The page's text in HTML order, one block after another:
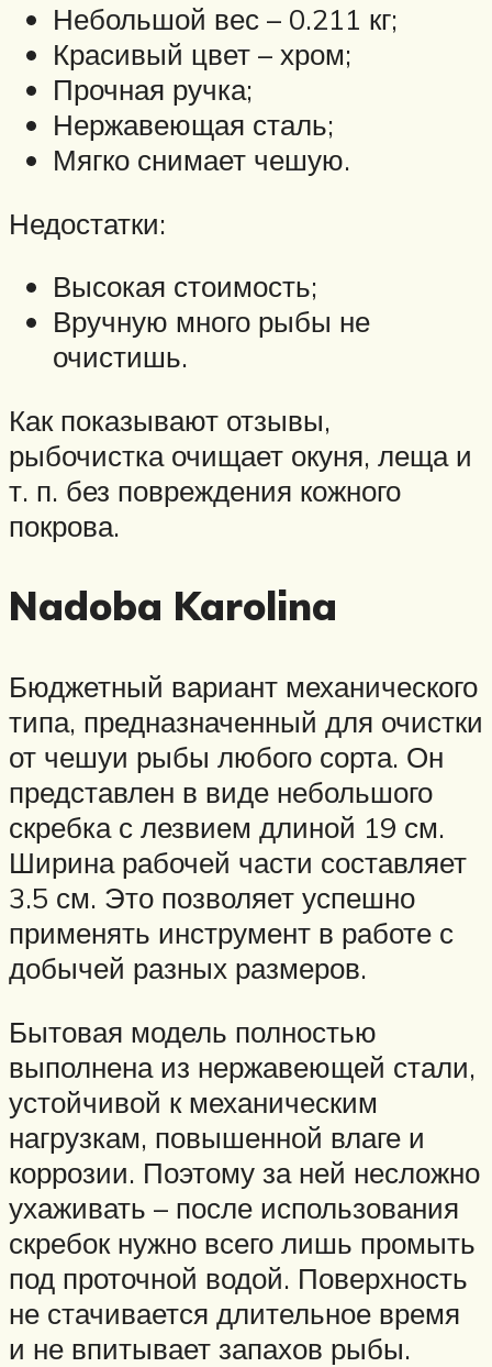
Небольшой вес – 0.211 кг;
Красивый цвет – хром;
Прочная ручка;
Нержавеющая сталь;
Мягко снимает чешую.
Недостатки:
Высокая стоимость;
Вручную много рыбы не
очистишь.
Как показывают отзывы,
рыбочистка очищает окуня, леща и
т. п. без повреждения кожного
покрова.
Nadoba Karolina
Бюджетный вариант механического
типа, предназначенный для очистки
от чешуи рыбы любого сорта. Он
представлен в виде небольшого
скребка с лезвием длиной 19 см.
Ширина рабочей части составляет
3.5 см. Это позволяет успешно
применять инструмент в работе с
добычей разных размеров.
Бытовая модель полностью
выполнена из нержавеющей стали,
устойчивой к механическим
нагрузкам, повышенной влаге и
коррозии. Поэтому за ней несложно
ухаживать – после использования
скребок нужно всего лишь промыть
под проточной водой. Поверхность
не стачивается длительное время
и не впитывает запахов рыбы.